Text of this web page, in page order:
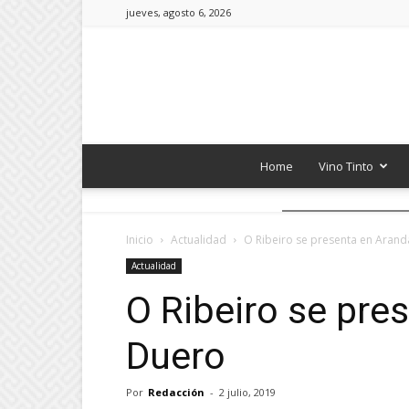
jueves, agosto 6, 2026
Home Vino Tinto
Inicio Actualidad O Ribeiro se presenta en
Actualidad
O Ribeiro se
Duero
Por Redacción - 2 julio, 2019